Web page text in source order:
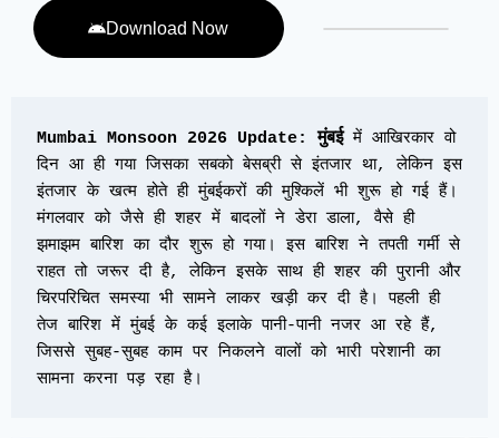
Download Now
Mumbai Monsoon 2026 Update: मुंबई में आखिरकार वो
दिन आ ही गया जिसका सबको बेसब्री से इंतजार था, लेकिन इस
इंतजार के खत्म होते ही मुंबईकरों की मुश्किलें भी शुरू हो गई हैं।
मंगलवार को जैसे ही शहर में बादलों ने डेरा डाला, वैसे ही
झमाझम बारिश का दौर शुरू हो गया। इस बारिश ने तपती गर्मी से
राहत तो जरूर दी है, लेकिन इसके साथ ही शहर की पुरानी और
चिरपरिचित समस्या भी सामने लाकर खड़ी कर दी है। पहली ही
तेज बारिश में मुंबई के कई इलाके पानी-पानी नजर आ रहे हैं,
जिससे सुबह-सुबह काम पर निकलने वालों को भारी परेशानी का
सामना करना पड़ रहा है।